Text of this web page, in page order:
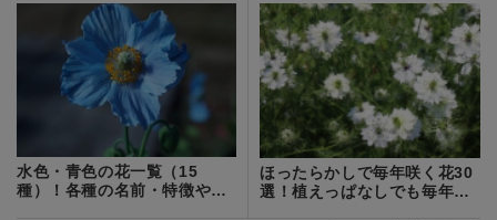
水色・青色の花一覧（15
種）！各種の名前・特徴や花
ほったらかしで毎年咲く花30
選！植えっぱなしでも毎年開